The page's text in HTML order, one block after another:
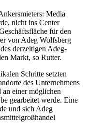
Media
nicht ins Center
für den
von Adeg Wolfsberg
derzeitigen Adeg-
Markt, so Rutter.
Schritte setzten
des Unternehmens
einer möglichen
gearbeitet werde. Eine
und sich Adeg